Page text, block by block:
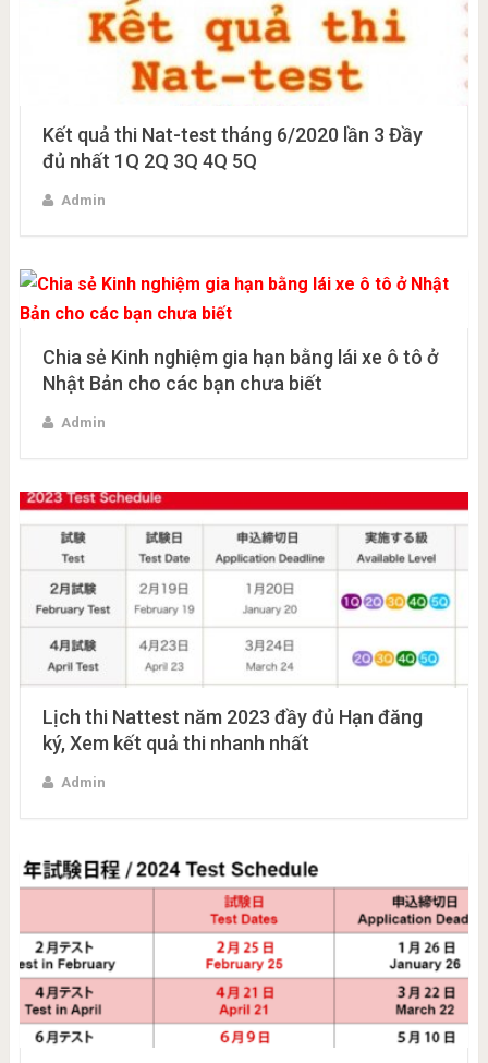
Kết quả thi Nat-test tháng 6/2020 lần 3 Đầy
đủ nhất 1Q 2Q 3Q 4Q 5Q
Admin
Chia sẻ Kinh nghiệm gia hạn bằng lái xe ô tô ở
Nhật Bản cho các bạn chưa biết
Admin
Lịch thi Nattest năm 2023 đầy đủ Hạn đăng
ký, Xem kết quả thi nhanh nhất
Admin